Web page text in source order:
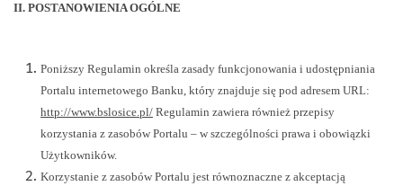
II. POSTANOWIENIA OGÓLNE
Poniższy Regulamin określa zasady funkcjonowania i udostępniania
Portalu internetowego Banku, który znajduje się pod adresem URL:
http://www.bslosice.pl/ Regulamin zawiera również przepisy
korzystania z zasobów Portalu – w szczególności prawa i obowiązki
Użytkowników.
Korzystanie z zasobów Portalu jest równoznaczne z akceptacją